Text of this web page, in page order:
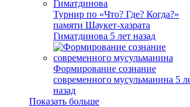
Турнир по «Что? Где? Когда?»
памяти Шаукет-хазрата
Гиматдинова 5 лет назад
Формирование сознание
современного мусульманина 5
назад
Показать больше